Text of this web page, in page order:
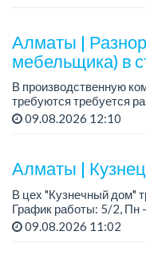
Алматы |
мебельщика) в
В производственную
требуются требуется
График работы: 5/2.
09.08.2026 12:10
Алматы |
В цех "Кузнечный дом"
График работы: 5/2, Пн
суббота.
09.08.2026 11:02